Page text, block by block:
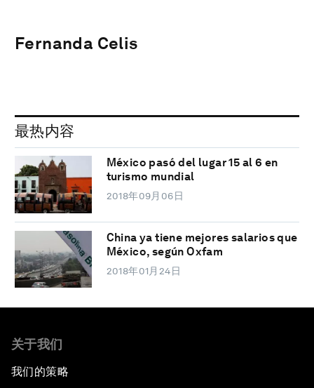
Fernanda Celis
最热内容
México pasó del lugar 15 al 6 en
turismo mundial
2018年09月06日
China ya tiene mejores salarios que
México, según Oxfam
2018年01月24日
关于我们
我们的策略